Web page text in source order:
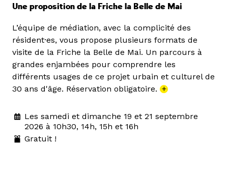
Une proposition de la Friche la Belle de Mai
L’équipe de médiation, avec la complicité des
résident·es, vous propose plusieurs formats de
visite de la Friche la Belle de Mai. Un parcours à
grandes enjambées pour comprendre les
différents usages de ce projet urbain et culturel de
30 ans d'âge. Réservation obligatoire. +
Les samedi et dimanche 19 et 21 septembre
2026 à 10h30, 14h, 15h et 16h
Gratuit !